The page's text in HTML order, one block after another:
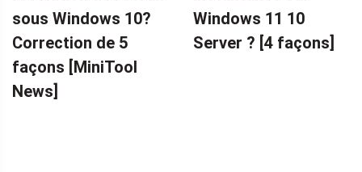
sous Windows 10?
Correction de 5
façons [MiniTool
News]
Windows 11 10
Server ? [4 façons]